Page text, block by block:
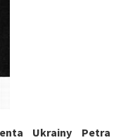
Ukrainy Petra